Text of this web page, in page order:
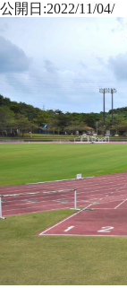
公開日:2022/11/04/